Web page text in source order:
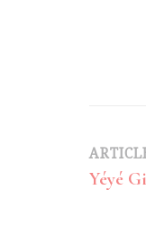
Yéyé